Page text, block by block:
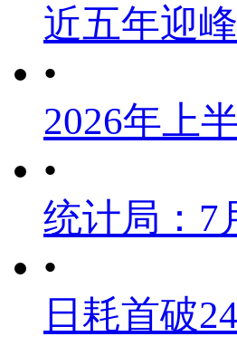
近五年迎
•
2026年上
•
统计局：7
•
日耗首破